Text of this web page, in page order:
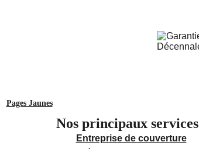
Pages Jaunes
Nos principaux
Entreprise de couverture